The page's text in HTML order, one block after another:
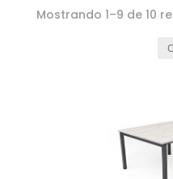
Mostrando 1–9 de 10